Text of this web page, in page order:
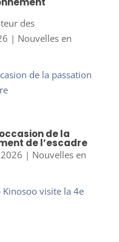
des
| Nouvelles en
de la
de l’escadre
| Nouvelles en